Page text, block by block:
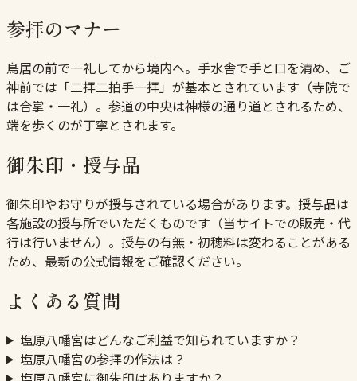
参拝のマナー
鳥居の前で一礼してから境内へ。手水舎で手と口を清め、ご
神前では「二拝二拍手一拝」が基本とされています（寺院で
は合掌・一礼）。参道の中央は神様の通り道とされるため、
端を歩くのが丁寧とされます。
御朱印・授与品
御朱印やお守りが授与されている場合があります。授与品は
各施設の授与所でいただくものです（当サイトでの販売・代
行は行いません）。授与の有無・初穂料は変わることがある
ため、最新の公式情報をご確認ください。
よくある質問
塩原八幡宮はどんなご利益で知られていますか？
塩原八幡宮の参拝の作法は？